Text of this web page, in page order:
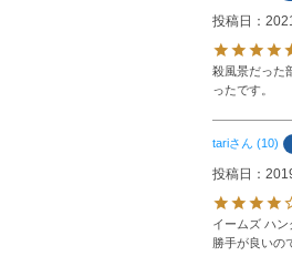
投稿日
殺風景だった
ったです。
tari 10
投稿日
イームズ ハ
勝手が良いの